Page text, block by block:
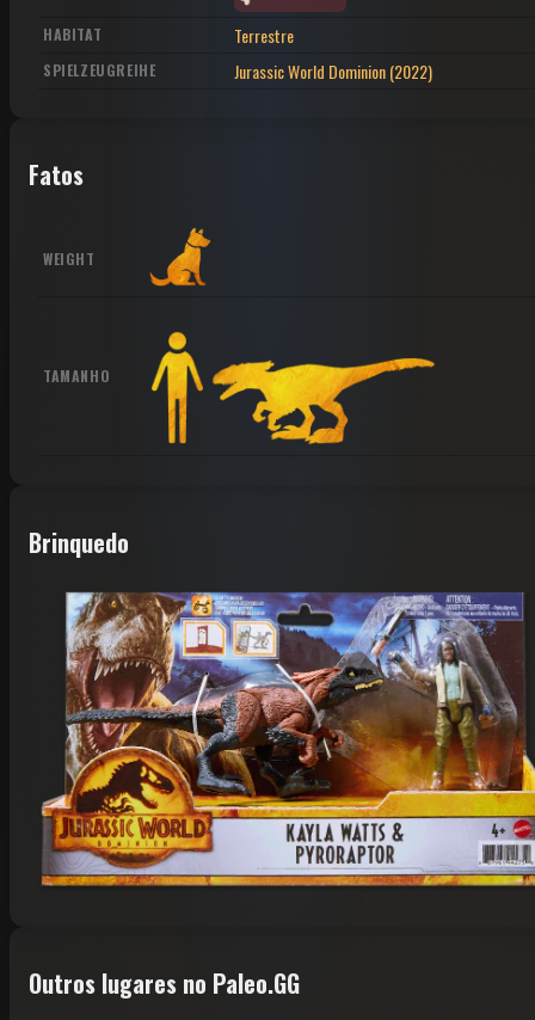
HABITAT Terrestre
SPIELZEUGREIHE Jurassic World Dominion (2022)
Fatos
WEIGHT
TAMANHO
Brinquedo
Outros lugares no Paleo.GG